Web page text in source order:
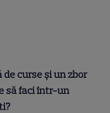
curse și un zbor
să faci într-un